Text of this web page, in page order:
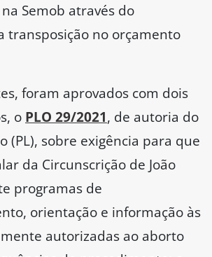
Semob através do
transposição no orçamento
foram aprovados com dois
o PLO 29/2021, de autoria do
(PL), sobre exigência para que
da Circunscrição de João
programas de
orientação e informação às
autorizadas ao aborto